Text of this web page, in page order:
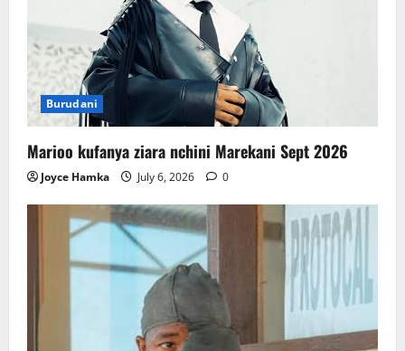
Burudani
Marioo kufanya ziara nchini Marekani Sept 2026
Joyce Hamka July 6, 2026 0